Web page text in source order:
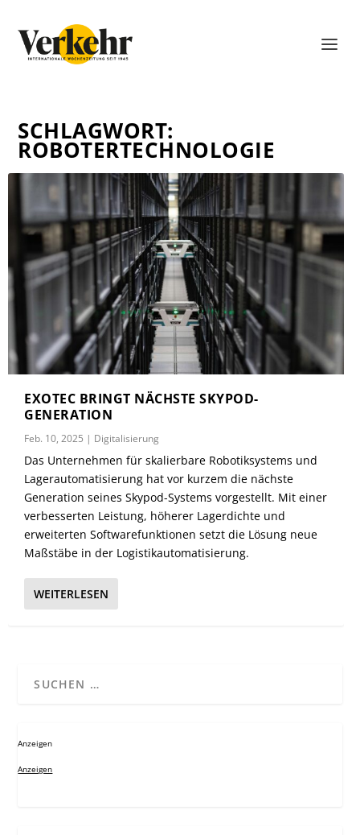
SCHLAGWORT:
ROBOTERTECHNOLOGIE
EXOTEC BRINGT NÄCHSTE SKYPOD-
GENERATION
Feb. 10, 2025 | Digitalisierung
Das Unternehmen für skalierbare Robotiksystems und
Lagerautomatisierung hat vor kurzem die nächste
Generation seines Skypod-Systems vorgestellt. Mit einer
verbesserten Leistung, höherer Lagerdichte und
erweiterten Softwarefunktionen setzt die Lösung neue
Maßstäbe in der Logistikautomatisierung.
WEITERLESEN
Anzeigen
Anzeigen